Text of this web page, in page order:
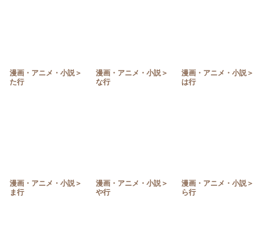
漫画・アニメ・小説＞
た行
漫画・アニメ・小説＞
な行
漫画・アニメ・小説＞
は行
漫画・アニメ・小説＞
ま行
漫画・アニメ・小説＞
や行
漫画・アニメ・小説＞
ら行